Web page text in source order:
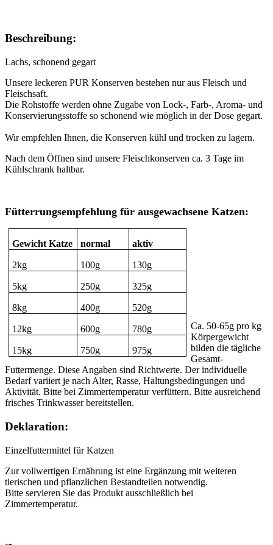
Beschreibung:
Lachs, schonend gegart
Unsere leckeren PUR Konserven bestehen nur aus Fleisch und
Fleischsaft.
Die Rohstoffe werden ohne Zugabe von Lock-, Farb-, Aroma- und
Konservierungsstoffe so schonend wie möglich in der Dose gegart.
Wir empfehlen Ihnen, die Konserven kühl und trocken zu lagern.
Nach dem Öffnen sind unsere Fleischkonserven ca. 3 Tage im
Kühlschrank haltbar.
Fütterrungsempfehlung für ausgewachsene Katzen:
Gewicht Katze normal aktiv
2kg 100g 130g
5kg 250g 325g
8kg 400g 520g
12kg 600g 780g
15kg 750g 975g
Ca. 50-65g pro kg
Körpergewicht
bilden die tägliche
Gesamt-
Futtermenge. Diese Angaben sind Richtwerte. Der individuelle
Bedarf variiert je nach Alter, Rasse, Haltungsbedingungen und
Aktivität. Bitte bei Zimmertemperatur verfüttern. Bitte ausreichend
frisches Trinkwasser bereitstellen.
Deklaration:
Einzelfuttermittel für Katzen
Zur vollwertigen Ernährung ist eine Ergänzung mit weiteren
tierischen und pflanzlichen Bestandteilen notwendig.
Bitte servieren Sie das Produkt ausschließlich bei
Zimmertemperatur.